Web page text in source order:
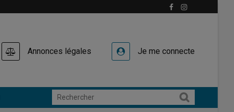
Annonces légales Je me connecte